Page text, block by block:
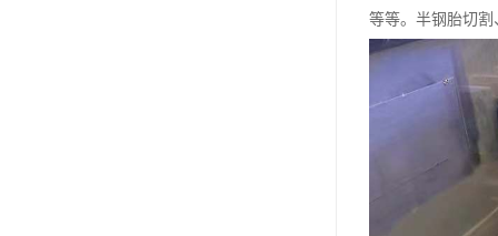
等等。半钢胎切割